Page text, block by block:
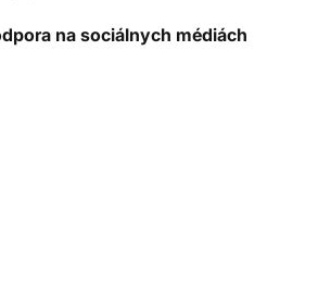
na sociálnych médiách